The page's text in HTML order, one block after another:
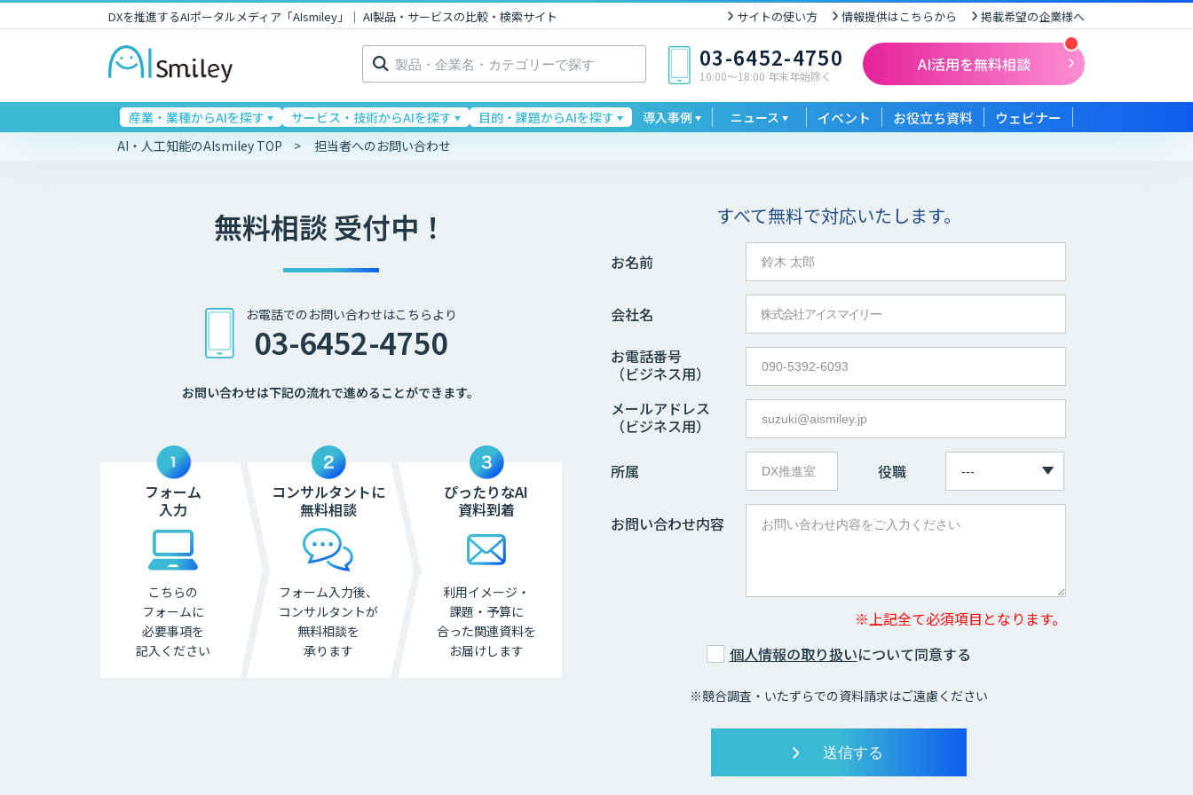
DXを推進するAIポータルメディア「AIsmiley」｜ AI製品・サービスの比較・検索サイト サイトの使い方 情報提供はこちらから 掲載希望の企業様へ
検
索: 03-6452-4750
10:00〜18:00 年末年始除く
AI活用を無料相談
産業・業種からAIを探す サービス・技術からAIを探す 目的・課題からAIを探す 導入事例 ニュース イベント お役立ち資料 ウェビナー
AI・人工知能のAIsmiley TOP 担当者へのお問い合わせ
無料相談 受付中！ すべて無料で対応いたします。
お名前
会社名
お電話番号
（ビジネス用）
メールアドレス
（ビジネス用）
所属 役職
お問い合わせ内容
※上記全て必須項目となります。
個人情報の取り扱いについて同意する
※競合調査・いたずらでの資料請求はご遠慮ください
お電話でのお問い合わせはこちらより
03-6452-4750
お問い合わせは下記の流れで進めることができます。
フォーム
入力
こちらの
フォームに
必要事項を
記入ください
コンサルタントに
無料相談
フォーム入力後、
コンサルタントが
無料相談を
承ります
ぴったりなAI
資料到着
利用イメージ・
課題・ 予算に
合った関連資料を
お届けします